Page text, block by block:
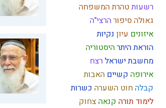
רשעותטהרת המשפחה
גאולהסיפור הרצי"ה
איזונים עיון נקיות
הוראת היתרהיסטוריה
מחשבת ישראלרצח
אירופה קשיים האבות
קבלהחוט השערה כשרות
לימוד תורה קנאהצחוק